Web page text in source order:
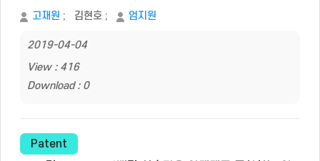
고재원 ; 김현호 ; 엄지원
2019-04-04
View : 416
Download : 0
Patent